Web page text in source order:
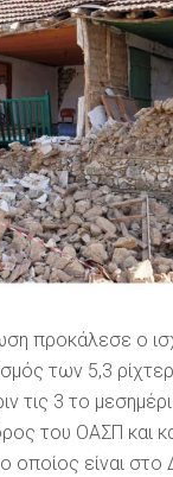
προκάλεσε ο
των 5,3
τις 3 το
του ΟΑΣΠ και
οποίος είναι στο